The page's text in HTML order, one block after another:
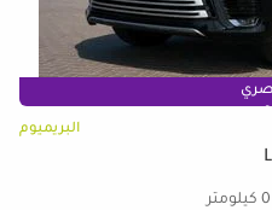
البريميوم
0 كيلومتر